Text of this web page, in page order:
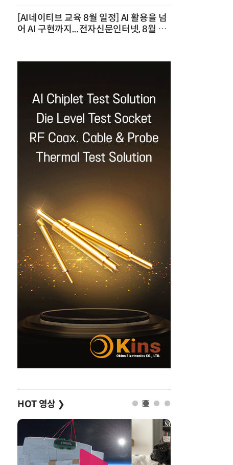
[AI네이티브 교육 8월 일정] AI 활용을 넘
어 AI 구현까지...전자신문인터넷, 8월 실
HOT 영상 ❯